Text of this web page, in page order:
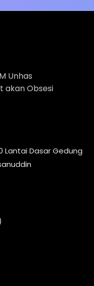
Unhas
akan Obsesi
Lantai Dasar Gedung